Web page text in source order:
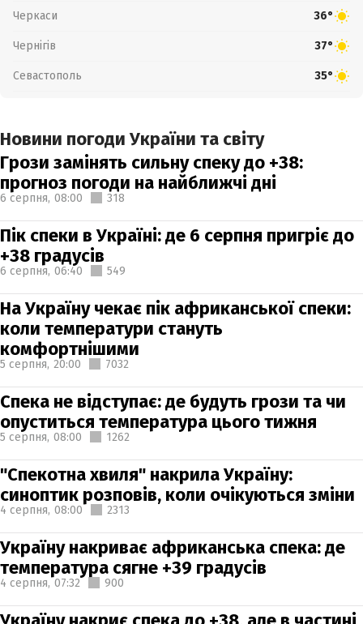
Черкаси 36°
Чернігів 37°
Севастополь 35°
Новини погоди України та світу
Грози замінять сильну спеку до +38:
прогноз погоди на найближчі дні
6 серпня, 08:00 318
Пік спеки в Україні: де 6 серпня пригріє до
+38 градусів
6 серпня, 06:40 549
На Україну чекає пік африканської спеки:
коли температури стануть
комфортнішими
5 серпня, 20:00 7032
Спека не відступає: де будуть грози та чи
опуститься температура цього тижня
5 серпня, 08:00 1262
"Спекотна хвиля" накрила Україну:
синоптик розповів, коли очікуються зміни
4 серпня, 08:00 2313
Україну накриває африканська спека: де
температура сягне +39 градусів
4 серпня, 07:32 900